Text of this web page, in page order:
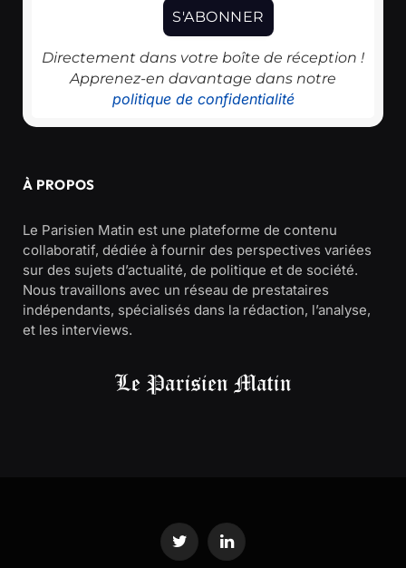
Directement dans votre boîte de réception !
Apprenez-en davantage dans notre
politique de confidentialité
À PROPOS
Le Parisien Matin est une plateforme de contenu
collaboratif, dédiée à fournir des perspectives variées
sur des sujets d’actualité, de politique et de société.
Nous travaillons avec un réseau de prestataires
indépendants, spécialisés dans la rédaction, l’analyse,
et les interviews.
Twitter LinkedIn